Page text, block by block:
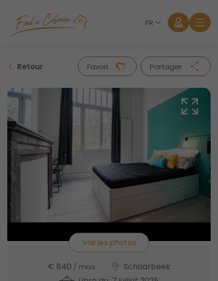
FR
Retour Favori
Partager
Facebook
Twitter
Whatsapp
Voir les photos
€ 840 / mois
Schaarbeek